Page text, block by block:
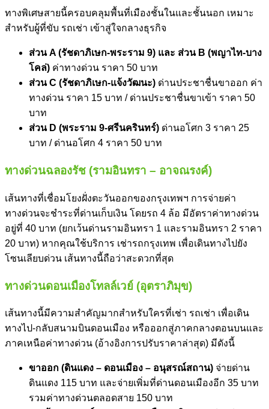
ทางพิเศษสายนี้ครอบคลุมพื้นที่เมืองชั้นในและชั้นนอก เหมาะ
สำหรับผู้ที่ขับ รถเช่า เข้าสู่ใจกลางธุรกิจ
ส่วน A (รัชดาภิเษก-พระราม 9) และ ส่วน B (พญาไท-บาง
โคล่) ค่าทางด่วน ราคา 50 บาท
ส่วน C (รัชดาภิเษก-แจ้งวัฒนะ) ด่านประชาชื่นขาออก ค่า
ทางด่วน ราคา 15 บาท / ด่านประชาชื่นขาเข้า ราคา 50
บาท
ส่วน D (พระราม 9-ศรีนครินทร์) ด่านอโศก 3 ราคา 25
บาท / ด่านอโศก 4 ราคา 50 บาท
ทางด่วนฉลองรัช (รามอินทรา – อาจณรงค์)
เส้นทางที่เชื่อมโยงฝั่งตะวันออกของกรุงเทพฯ การจ่ายค่า
ทางด่วนจะชำระที่ด่านเก็บเงิน โดยรถ 4 ล้อ มีอัตราค่าทางด่วน
อยู่ที่ 40 บาท (ยกเว้นด่านรามอินทรา 1 และรามอินทรา 2 ราคา
20 บาท) หากคุณใช้บริการ เช่ารถกรุงเทพ เพื่อเดินทางไปยัง
โซนเลียบด่วน เส้นทางนี้ถือว่าสะดวกที่สุด
ทางด่วนดอนเมืองโทลล์เวย์ (อุตราภิมุข)
เส้นทางนี้มีความสำคัญมากสำหรับใครที่เช่า รถเช่า เพื่อเดิน
ทางไป-กลับสนามบินดอนเมือง หรือออกสู่ภาคกลางตอนบนและ
ภาคเหนือค่าทางด่วน (อ้างอิงการปรับราคาล่าสุด) มีดังนี้
ขาออก (ดินแดง – ดอนเมือง – อนุสรณ์สถาน) จ่ายด่าน
ดินแดง 115 บาท และจ่ายเพิ่มที่ด่านดอนเมืองอีก 35 บาท
รวมค่าทางด่วนตลอดสาย 150 บาท